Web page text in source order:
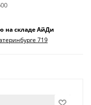
на складе АйДи
719